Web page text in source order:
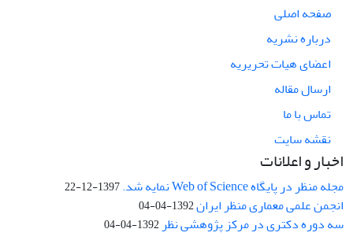
صفحه اصلی
درباره نشریه
اعضای هیات تحریریه
ارسال مقاله
تماس با ما
نقشه سایت
اخبار و اعلانات
مجله منظر در پایگاه Web of Science نمایه شد. 1397-12-22
انجمن علمی معماری منظر ایران1392-04-04
سه دوره دکتری در مرکز پژوهشی نظر 1392-04-04